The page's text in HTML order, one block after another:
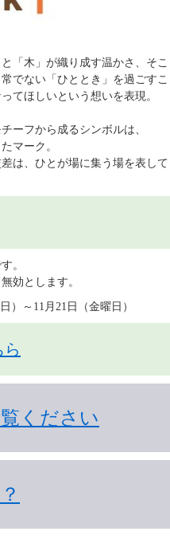
「木」が織り成す温かさ、そこ
でない「ひととき」を過ごすこ
てほしいという想いを表現。
ーフから成るシンボルは、
マーク。
は、ひとが場に集う場を表して
。
効とします。
）～11月21日（金曜日）
ください